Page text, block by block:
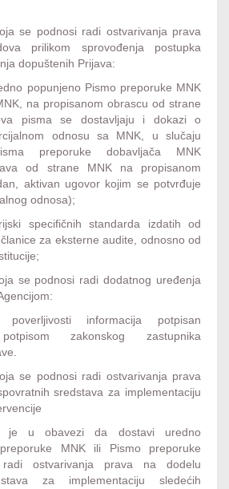
se podnosi radi ostvarivanja prava
prilikom sprovođenja postupka
dopuštenih Prijava:
popunjeno Pismo preporuke MNK
na propisanom obrascu od strane
pisma se dostavljaju i dokazi o
odnosu sa MNK, u slučaju
preporuke dobavljača MNK
od strane MNK na propisanom
aktivan ugovor kojim se potvrđuje
odnosa);
specifičnih standarda izdatih od
za eksterne audite, odnosno od
se podnosi radi dodatnog uređenja
informacija potpisan
zakonskog zastupnika
se podnosi radi ostvarivanja prava
sredstava za implementaciju
je u obavezi da dostavi uredno
MNK ili Pismo preporuke
radi ostvarivanja prava na dodelu
za implementaciju sledećih